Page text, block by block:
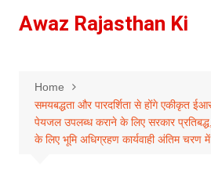
Awaz Rajasthan Ki
Home
समयबद्धता और पारदर्शिता से होंगे एकीकृत
पेयजल उपलब्ध कराने के लिए सरकार
के लिए भूमि अधिग्रहण कार्यवाही अंतिम चरण में